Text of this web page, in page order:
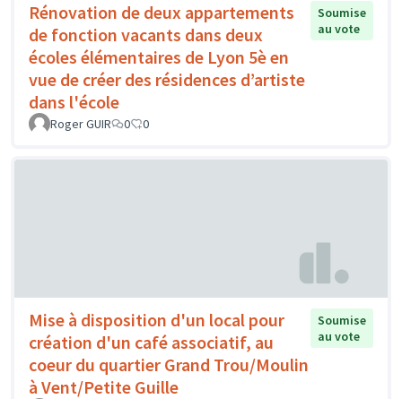
Rénovation de deux appartements
de fonction vacants dans deux
écoles élémentaires de Lyon 5è en
vue de créer des résidences d’artiste
dans l'école
Soumise
au vote
Roger GUIR 0 0
Mise à disposition d'un local pour
création d'un café associatif, au
coeur du quartier Grand Trou/Moulin
à Vent/Petite Guille
Soumise
au vote